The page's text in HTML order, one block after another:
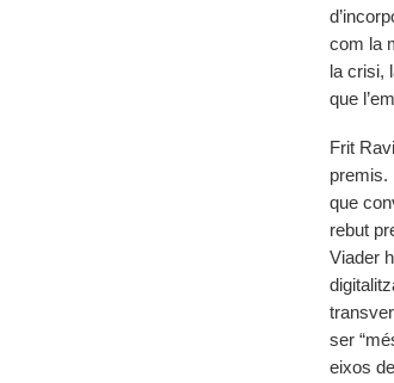
com la
la crisi,
que
Frit
premis.
que
rebut
Viader
ser
eixos